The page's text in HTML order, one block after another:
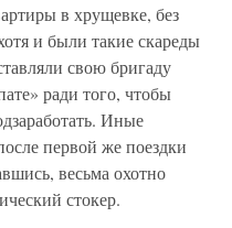
в хрущевке, без
и были такие скареды
свою бригаду
ради того, чтобы
Иные
первой же поездки
весьма охотно
стокер.